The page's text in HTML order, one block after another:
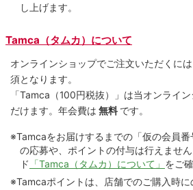
し上げます。
Tamca（タムカ）について
オンラインショップでご注⽂いただくに
須となります。
「Tamca （100円税抜）
」は当オンライ
だけます。 年会費は 無料 です。
※Tamcaをお届けするまでの「仮の会員
の応募や、ポイントの付与は⾏えませ
ド 「Tamca（タムカ）について」 をご
※Tamcaポイントは、店舗でのご購⼊時